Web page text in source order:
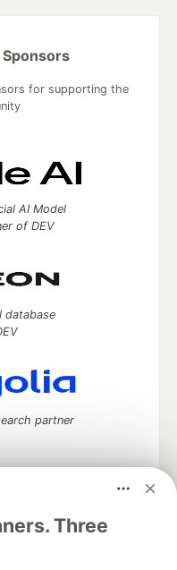
Three
Sponsors
for supporting the
AI Model
of DEV
database
partner
and keep up software
software career